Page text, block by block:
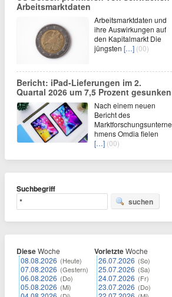
Arbeitsmarktdaten
Arbeitsmarktdaten und
ihre Auswirkungen auf
den Kapitalmarkt Die
jüngsten […] (00)
Bericht: iPad-Lieferungen im 2.
Quartal 2026 um 7,5 Prozent gesunken
Nach einem neuen
Bericht des
Marktforschungsunterne
hmens Omdia fielen
[…] (00)
Suchbegriff
suchen
DieseWoche
08.08.2026 (Heute)
07.08.2026 (Gestern)
06.08.2026 (Do)
05.08.2026 (Mi)
VorletzteWoche
26.07.2026 (So)
25.07.2026 (Sa)
24.07.2026 (Fr)
23.07.2026 (Do)